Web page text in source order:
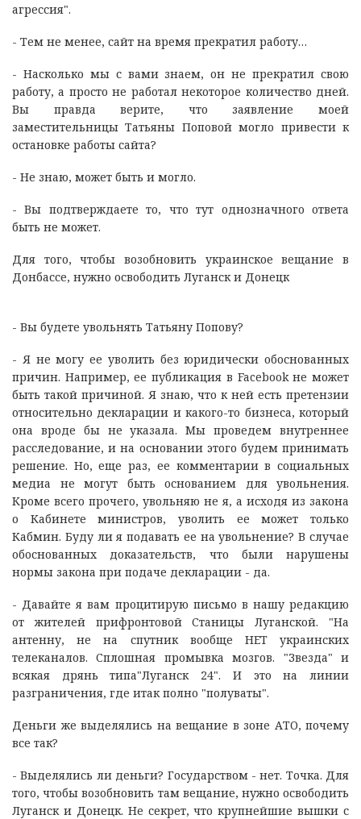
агрессия".
- Тем не менее, сайт на время прекратил работу…
- Насколько мы с вами знаем, он не прекратил свою
работу, а просто не работал некоторое количество дней.
Вы правда верите, что заявление моей
заместительницы Татьяны Поповой могло привести к
остановке работы сайта?
- Не знаю, может быть и могло.
- Вы подтверждаете то, что тут однозначного ответа
быть не может.
Для того, чтобы возобновить украинское вещание в
Донбассе, нужно освободить Луганск и Донецк
- Вы будете увольнять Татьяну Попову?
- Я не могу ее уволить без юридически обоснованных
причин. Например, ее публикация в Facebook не может
быть такой причиной. Я знаю, что к ней есть претензии
относительно декларации и какого-то бизнеса, который
она вроде бы не указала. Мы проведем внутреннее
расследование, и на основании этого будем принимать
решение. Но, еще раз, ее комментарии в социальных
медиа не могут быть основанием для увольнения.
Кроме всего прочего, увольняю не я, а исходя из закона
о Кабинете министров, уволить ее может только
Кабмин. Буду ли я подавать ее на увольнение? В случае
обоснованных доказательств, что были нарушены
нормы закона при подаче декларации - да.
- Давайте я вам процитирую письмо в нашу редакцию
от жителей прифронтовой Станицы Луганской. "На
антенну, не на спутник вообще НЕТ украинских
телеканалов. Сплошная промывка мозгов. "Звезда" и
всякая дрянь типа"Луганск 24". И это на линии
разграничения, где итак полно "полуваты".
Деньги же выделялись на вещание в зоне АТО, почему
все так?
- Выделялись ли деньги? Государством - нет. Точка. Для
того, чтобы возобновить там вещание, нужно освободить
Луганск и Донецк. Не секрет, что крупнейшие вышки с